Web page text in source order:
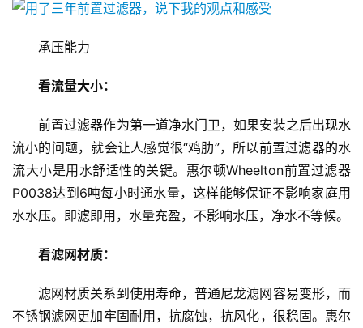
承压能力
看流量大小：
前置过滤器作为第一道净水门卫，如果安装之后出现水
流小的问题，就会让人感觉很“鸡肋”，所以前置过滤器的水
流大小是用水舒适性的关键。惠尔顿Wheelton前置过滤器
P0038达到6吨每小时通水量，这样能够保证不影响家庭用
水水压。即滤即用，水量充盈，不影响水压，净水不等候。
看滤网材质：
滤网材质关系到使用寿命，普通尼龙滤网容易变形，而
不锈钢滤网更加牢固耐用，抗腐蚀，抗风化，很稳固。惠尔